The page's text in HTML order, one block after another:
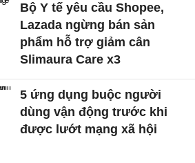
Bộ Y tế yêu cầu Shopee,
Lazada ngừng bán sản
phẩm hỗ trợ giảm cân
Slimaura Care x3
5 ứng dụng buộc người
dùng vận động trước khi
được lướt mạng xã hội